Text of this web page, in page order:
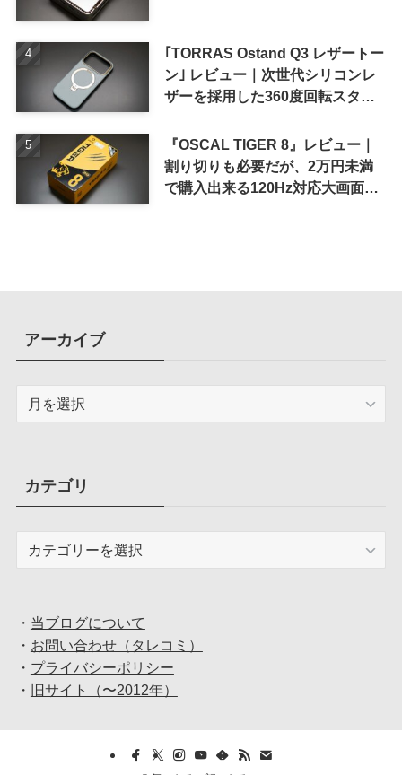
｢TORRAS Ostand Q3 レザートー
ン｣ レビュー｜次世代シリコンレ
ザーを採用した360度回転スタン
『OSCAL TIGER 8』レビュー｜
割り切りも必要だが、2万円未満
で購入出来る120Hz対応大画面ス
アーカイブ
ブカテゴリ
・ 当ブログについて
・ お問い合わせ（タレコミ）
・ プライバシーポリシー
・
旧サイト（〜2012年）